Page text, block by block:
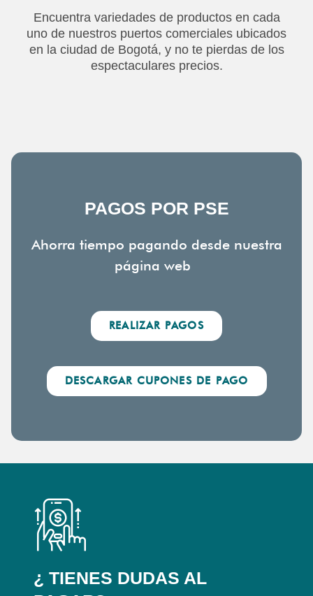
Encuentra variedades de productos en cada
uno de nuestros puertos comerciales ubicados
en la ciudad de Bogotá, y no te pierdas de los
espectaculares precios.
PAGOS POR PSE
Ahorra tiempo pagando desde nuestra
página web
REALIZAR PAGOS
DESCARGAR CUPONES DE PAGO
¿ TIENES DUDAS AL